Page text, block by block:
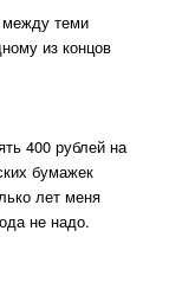
между теми
из концов
400 рублей на
бумажек
лет меня
не надо.